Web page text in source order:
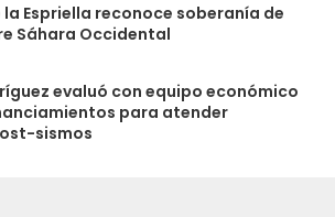
la Espriella reconoce soberanía de
Sáhara Occidental
evaluó con equipo económico
para atender
sismos